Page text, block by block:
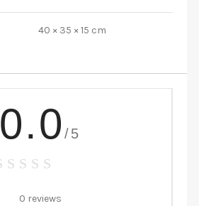
40 × 35 × 15 cm
0.0 /5
0 reviews